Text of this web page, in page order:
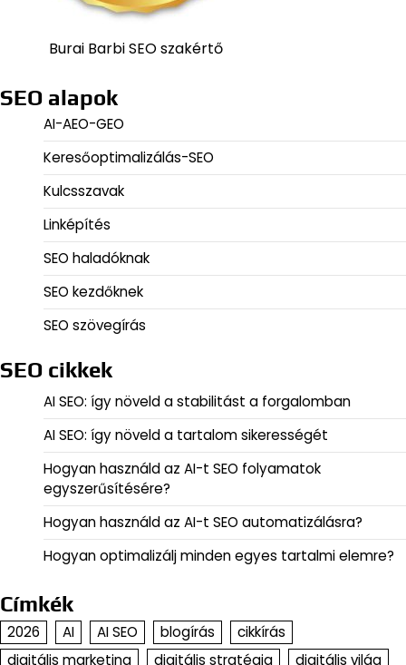
Burai Barbi SEO szakértő
SEO alapok
AI-AEO-GEO
Keresőoptimalizálás-SEO
Kulcsszavak
Linképítés
SEO haladóknak
SEO kezdőknek
SEO szövegírás
SEO cikkek
AI SEO: így növeld a stabilitást a forgalomban
AI SEO: így növeld a tartalom sikerességét
Hogyan használd az AI-t SEO folyamatok
egyszerűsítésére?
Hogyan használd az AI-t SEO automatizálásra?
Hogyan optimalizálj minden egyes tartalmi elemre?
Címkék
2026 AI AI SEO blogírás
cikkírás
digitális marketing
digitális stratégia digitális világ